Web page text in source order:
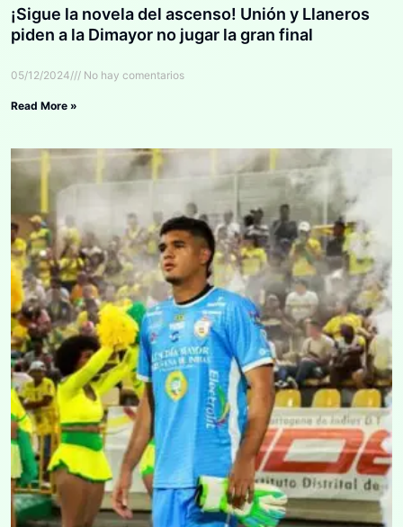
¡Sigue la novela del ascenso! Unión y Llaneros
piden a la Dimayor no jugar la gran final
05/12/2024 No hay comentarios
Read More »